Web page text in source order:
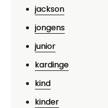
jackson
jongens
junior
kardinge
kind
kinder